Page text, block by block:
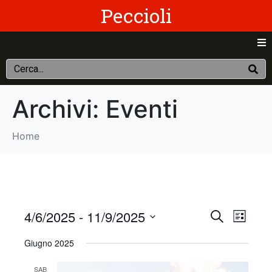
Peccioli
Archivi: Eventi
Home
E
v
C
r
E
e
E
e
4/6/2025 - 11/9/2025
e
Giugno 2025
SAB